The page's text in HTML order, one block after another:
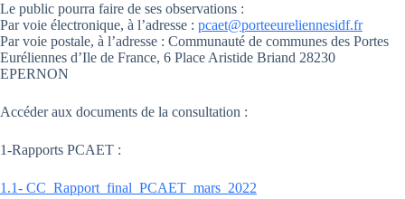
Le public pourra faire de ses observations :
Par voie électronique, à l’adresse : pcaet@porteeureliennesidf.fr
Par voie postale, à l’adresse : Communauté de communes des Portes
Euréliennes d’Ile de France, 6 Place Aristide Briand 28230
EPERNON
Accéder aux documents de la consultation :
1-Rapports PCAET :
1.1- CC_Rapport_final_PCAET_mars_2022